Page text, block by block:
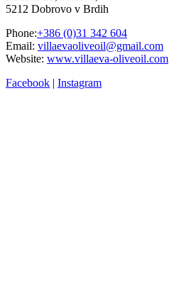
5212 Dobrovo v Brdih
Phone:+386 (0)31 342 604
Email: villaevaoliveoil@gmail.com
Website: www.villaeva-oliveoil.com
Facebook | Instagram